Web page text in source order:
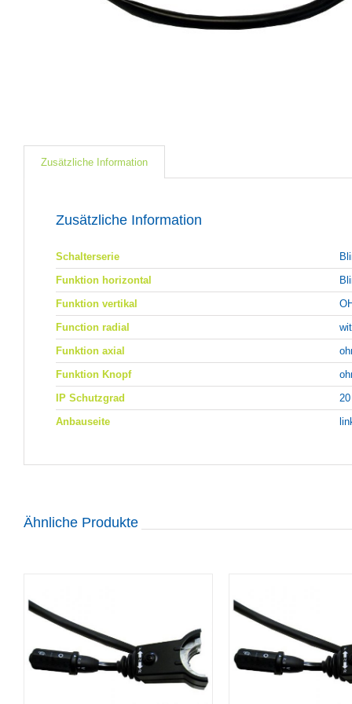
Zusätzliche Information
Zusätzliche Information
Schalterserie
Funktion horizontal
Funktion vertikal
Function radial
Funktion axial
Funktion Knopf
IP Schutzgrad
20
Anbauseite
Ähnliche Produkte